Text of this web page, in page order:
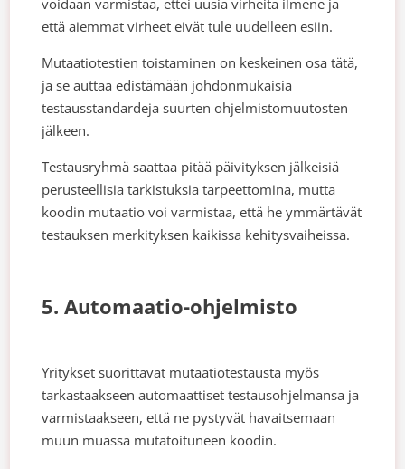
voidaan varmistaa, ettei uusia virheitä ilmene ja
että aiemmat virheet eivät tule uudelleen esiin.
Mutaatiotestien toistaminen on keskeinen osa tätä,
ja se auttaa edistämään johdonmukaisia
testausstandardeja suurten ohjelmistomuutosten
jälkeen.
Testausryhmä saattaa pitää päivityksen jälkeisiä
perusteellisia tarkistuksia tarpeettomina, mutta
koodin mutaatio voi varmistaa, että he ymmärtävät
testauksen merkityksen kaikissa kehitysvaiheissa.
5. Automaatio-ohjelmisto
Yritykset suorittavat mutaatiotestausta myös
tarkastaakseen automaattiset testausohjelmansa ja
varmistaakseen, että ne pystyvät havaitsemaan
muun muassa mutatoituneen koodin.